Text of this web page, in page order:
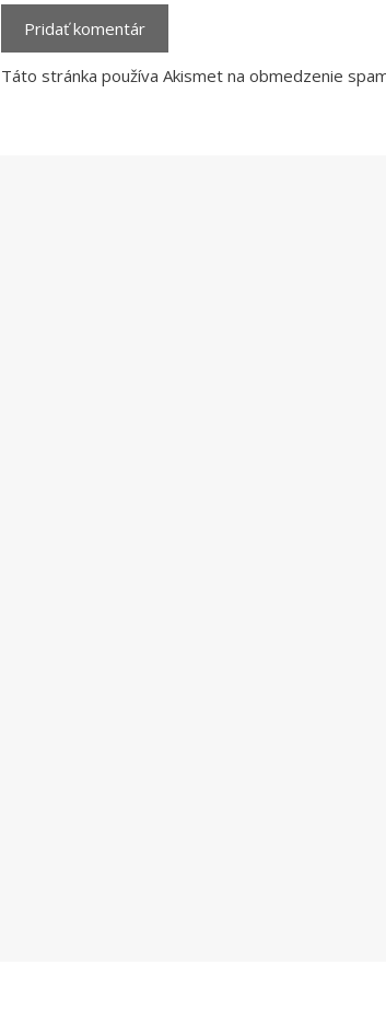
Táto stránka používa Akismet na obmedzenie